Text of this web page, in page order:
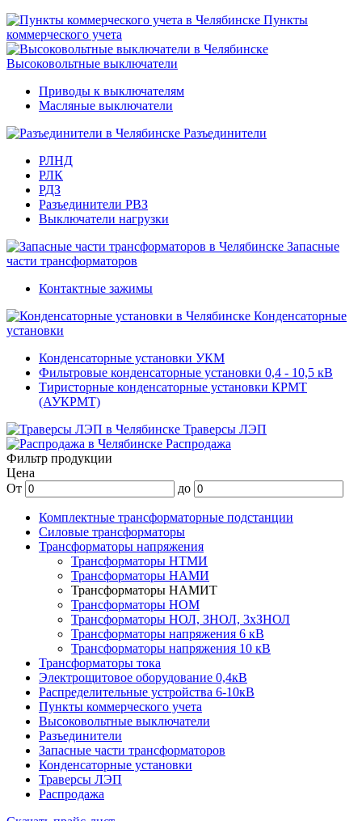
Пункты
коммерческого учета
Высоковольтные выключатели
Приводы к выключателям
Масляные выключатели
Разъединители
РЛНД
РЛК
РДЗ
Разъединители РВЗ
Выключатели нагрузки
Запасные
части трансформаторов
Контактные зажимы
Конденсаторные
установки
Конденсаторные установки УКМ
Фильтровые конденсаторные установки 0,4 - 10,5 кВ
Тиристорные конденсаторные установки КРМТ
(АУКРМТ)
Траверсы ЛЭП
Распродажа
Фильтр продукции
Цена
От
до
Комплектные трансформаторные подстанции
Силовые трансформаторы
Трансформаторы напряжения
Трансформаторы НТМИ
Трансформаторы НАМИ
Трансформаторы НАМИТ
Трансформаторы НОМ
Трансформаторы НОЛ, ЗНОЛ, 3хЗНОЛ
Трансформаторы напряжения 6 кВ
Трансформаторы напряжения 10 кВ
Трансформаторы тока
Электрощитовое оборудование 0,4кВ
Распределительные устройства 6-10кВ
Пункты коммерческого учета
Высоковольтные выключатели
Разъединители
Запасные части трансформаторов
Конденсаторные установки
Траверсы ЛЭП
Распродажа